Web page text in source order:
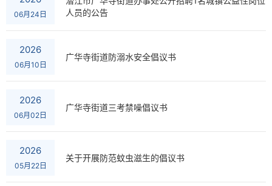
06月24日
人员的公告
2026
06月10日
广华寺街道防溺水安全倡议书
2026
06月02日
广华寺街道三考禁噪倡议书
2026
05月22日
关于开展防范蚊虫滋生的倡议书